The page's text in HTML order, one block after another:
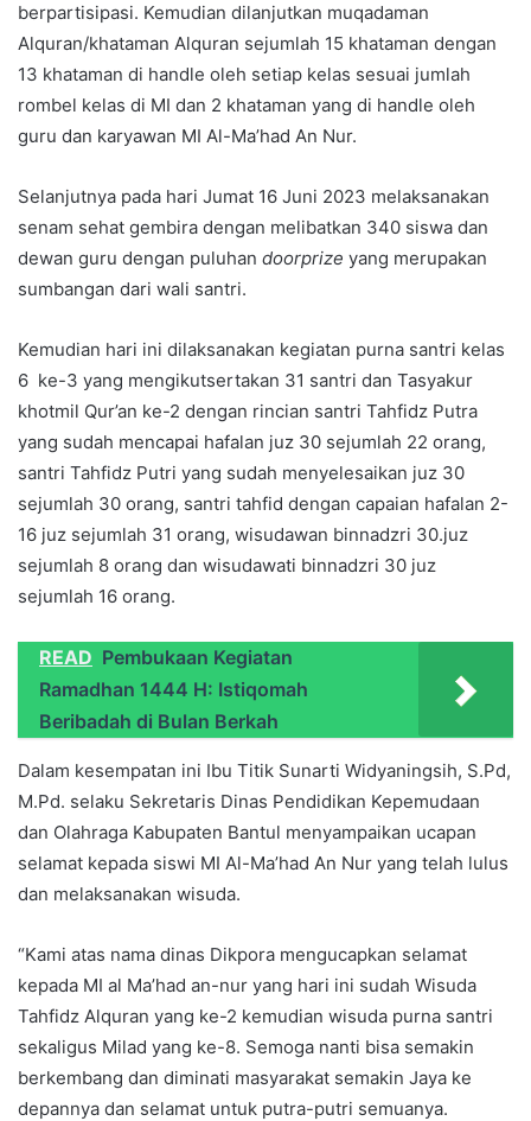
berpartisipasi. Kemudian dilanjutkan muqadaman
Alquran/khataman Alquran sejumlah 15 khataman dengan
13 khataman di handle oleh setiap kelas sesuai jumlah
rombel kelas di MI dan 2 khataman yang di handle oleh
guru dan karyawan MI Al-Ma’had An Nur.
Selanjutnya pada hari Jumat 16 Juni 2023 melaksanakan
senam sehat gembira dengan melibatkan 340 siswa dan
dewan guru dengan puluhan doorprize yang merupakan
sumbangan dari wali santri.
Kemudian hari ini dilaksanakan kegiatan purna santri kelas
6 ke-3 yang mengikutsertakan 31 santri dan Tasyakur
khotmil Qur’an ke-2 dengan rincian santri Tahfidz Putra
yang sudah mencapai hafalan juz 30 sejumlah 22 orang,
santri Tahfidz Putri yang sudah menyelesaikan juz 30
sejumlah 30 orang, santri tahfid dengan capaian hafalan 2-
16 juz sejumlah 31 orang, wisudawan binnadzri 30.juz
sejumlah 8 orang dan wisudawati binnadzri 30 juz
sejumlah 16 orang.
READ Pembukaan Kegiatan
Ramadhan 1444 H: Istiqomah
Beribadah di Bulan Berkah
Dalam kesempatan ini Ibu Titik Sunarti Widyaningsih, S.Pd,
M.Pd. selaku Sekretaris Dinas Pendidikan Kepemudaan
dan Olahraga Kabupaten Bantul menyampaikan ucapan
selamat kepada siswi MI Al-Ma’had An Nur yang telah lulus
dan melaksanakan wisuda.
“Kami atas nama dinas Dikpora mengucapkan selamat
kepada MI al Ma’had an-nur yang hari ini sudah Wisuda
Tahfidz Alquran yang ke-2 kemudian wisuda purna santri
sekaligus Milad yang ke-8. Semoga nanti bisa semakin
berkembang dan diminati masyarakat semakin Jaya ke
depannya dan selamat untuk putra-putri semuanya.